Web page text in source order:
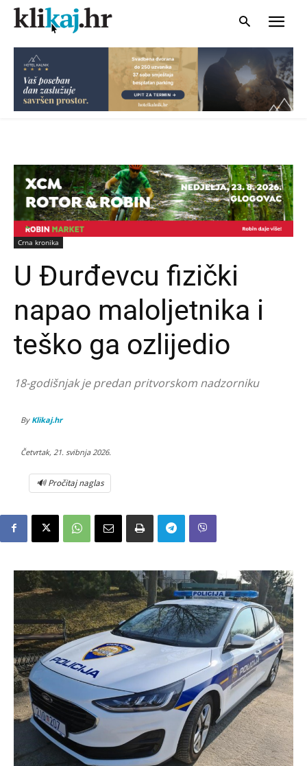
Crna kronika
U Đurđevcu fizički
napao maloljetnika i
teško ga ozlijedio
18-godišnjak je predan pritvorskom nadzorniku
By Klikaj.hr
Četvrtak, 21. svibnja 2026.
🔊 Pročitaj naglas